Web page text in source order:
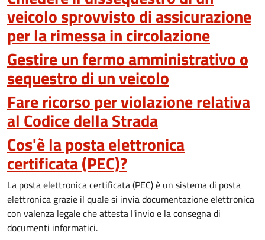
veicolo sprovvisto di assicurazione
per la rimessa in circolazione
Gestire un fermo amministrativo o
sequestro di un veicolo
Fare ricorso per violazione relativa
al Codice della Strada
Cos'è la posta elettronica
certificata (PEC)?
La posta elettronica certificata (PEC) è un sistema di posta
elettronica grazie il quale si invia documentazione elettronica
con valenza legale che attesta l'invio e la consegna di
documenti informatici.